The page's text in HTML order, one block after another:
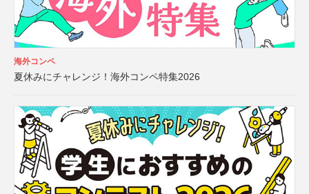
海外コンペ
夏休みにチャレンジ！海外コンペ特集2026